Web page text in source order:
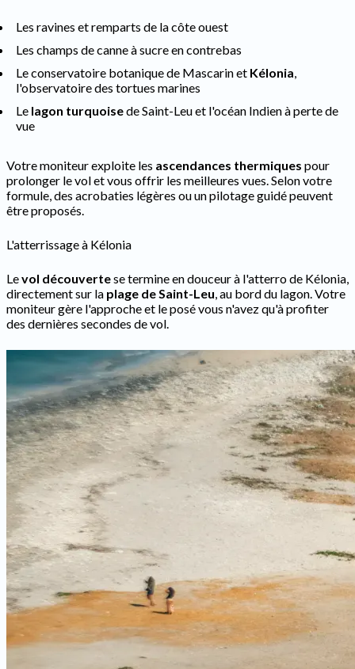
Les ravines et remparts de la côte ouest
Les champs de canne à sucre en contrebas
Le conservatoire botanique de Mascarin et Kélonia,
l'observatoire des tortues marines
Le lagon turquoisede Saint-Leu et l'océan Indien à perte de
vue
Votre moniteur exploite les ascendances thermiques pour
prolonger le vol et vous offrir les meilleures vues. Selon votre
formule, des acrobaties légères ou un pilotage guidé peuvent
être proposés.
L'atterrissage à Kélonia
Levol découvertese termine en douceur à l'atterro de Kélonia,
directement sur la plage de Saint-Leu, au bord du lagon. Votre
moniteur gère l'approche et le posé vous n'avez qu'à profiter
des dernières secondes de vol.